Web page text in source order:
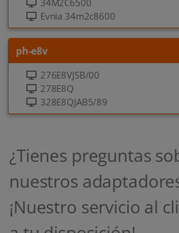
34M2C6500
Evnia 34m2c8600
ph-e8v
276E8VJSB/00
278E8Q
328E8QJAB5/89
¿Tienes preguntas
nuestros
¡Nuestro servicio al